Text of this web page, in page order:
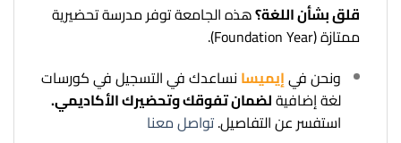
قلق بشأن اللغة؟هذه الجامعة توفر مدرسة تحضيرية
ممتازة (Foundation Year).
ونحن فيإيميسانساعدك في التسجيل في كورسات
لغة إضافيةلضمان تفوقك وتحضيرك الأكاديمي.
استفسر عن التفاصيل.تواصل معنا